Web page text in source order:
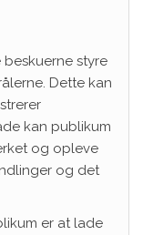
styre
Dette kan
kan publikum
og opleve
og det
er at lade